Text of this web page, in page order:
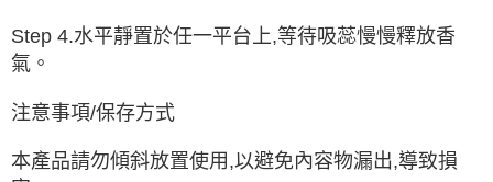
Step 4.水平靜置於任一平台上,等待吸蕊慢慢釋放香
氣。
注意事項/保存方式
本產品請勿傾斜放置使用,以避免內容物漏出,導致損